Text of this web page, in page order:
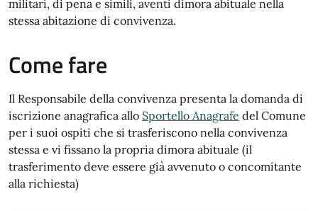
militari, di pena e simili, aventi dimora abituale nella
stessa abitazione di convivenza.
Come fare
Il Responsabile della convivenza presenta la domanda di
iscrizione anagrafica allo Sportello Anagrafe del Comune
per i suoi ospiti che si trasferiscono nella convivenza
stessa e vi fissano la propria dimora abituale (il
trasferimento deve essere già avvenuto o concomitante
alla richiesta)